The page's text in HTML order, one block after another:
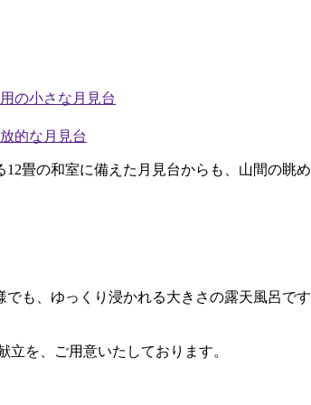
畳の和室に備えた月見台からも、山間の
も、ゆっくり浸かれる大きさの露天風呂です
を、ご用意いたしております。